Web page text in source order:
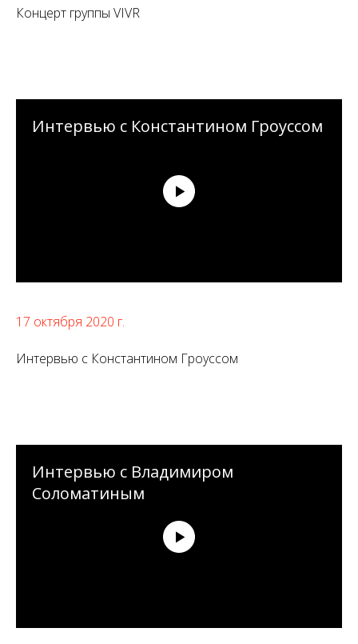
Концерт группы VIVR
Интервью с Константином Гроуссом
17 октября 2020 г.
Интервью с Константином Гроуссом
Интервью с Владимиром
Соломатиным